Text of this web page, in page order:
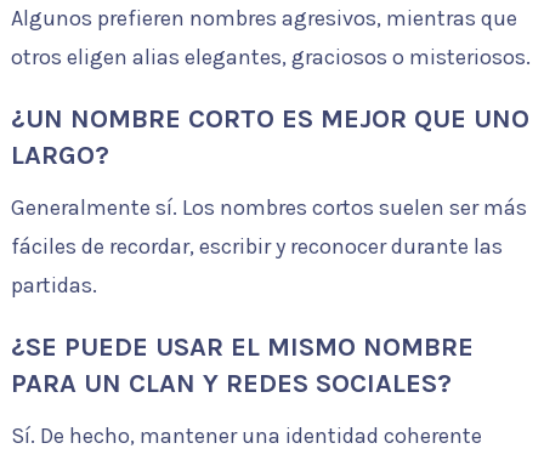
Algunos prefieren nombres agresivos, mientras que
otros eligen alias elegantes, graciosos o misteriosos.
¿UN NOMBRE CORTO ES MEJOR QUE UNO
LARGO?
Generalmente sí. Los nombres cortos suelen ser más
fáciles de recordar, escribir y reconocer durante las
partidas.
¿SE PUEDE USAR EL MISMO NOMBRE
PARA UN CLAN Y REDES SOCIALES?
Sí. De hecho, mantener una identidad coherente